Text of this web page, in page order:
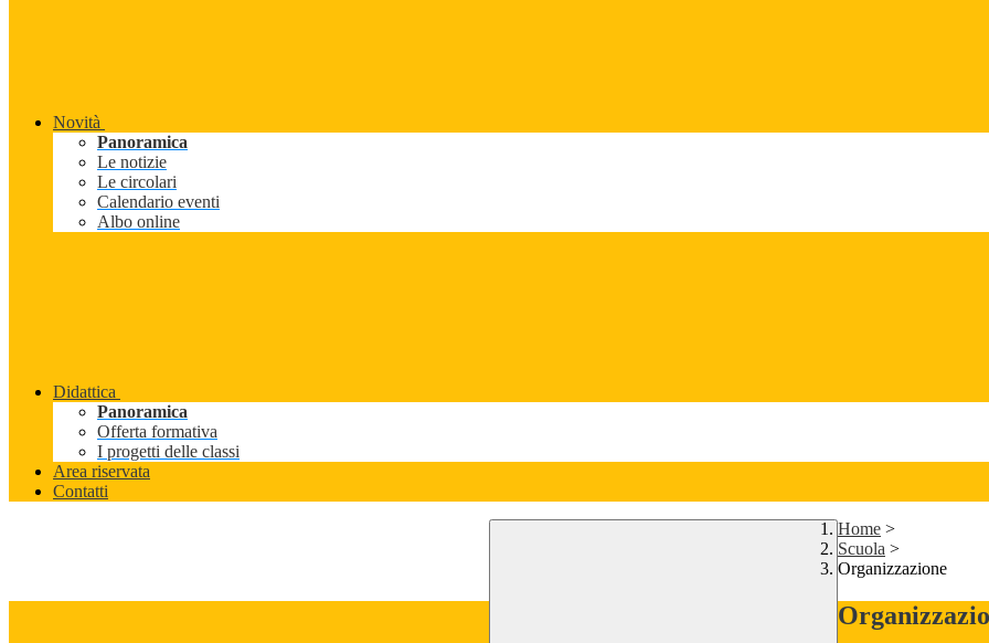
Novità
Panoramica
Le notizie
Le circolari
Calendario eventi
Albo online
Didattica
Panoramica
Offerta formativa
I progetti delle classi
Area riservata
Contatti
Home >
Scuola >
Organizzazione